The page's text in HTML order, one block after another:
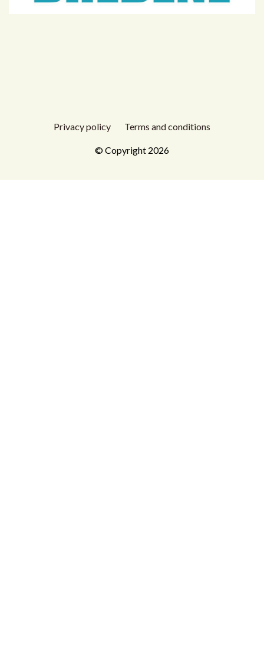
© Copyright 2026
Privacy policy Terms and conditions